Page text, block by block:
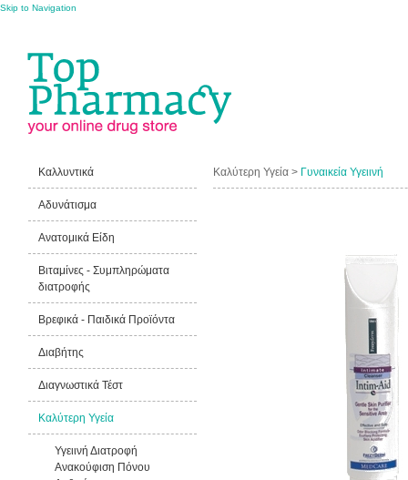
Skip to Navigation
Καλύτερη Υγεία > Γυναικεία Υγειινή
Καλλυντικά
Αδυνάτισμα
Ανατομικά Είδη
Βιταμίνες - Συμπληρώματα
διατροφής
Βρεφικά - Παιδικά Προϊόντα
Διαβήτης
Διαγνωστικά Τέστ
Καλύτερη Υγεία
Υγειινή Διατροφή
Ανακούφιση Πόνου